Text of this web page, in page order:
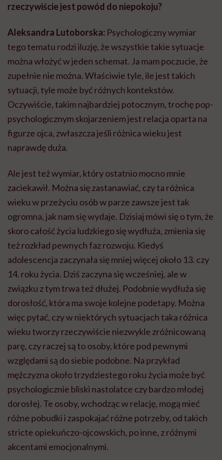
rzeczywiście jest powód do niepokoju?
Aleksandra Lutoborska: Psychologiczny wymiar
tego tematu rodzi iluzję, że wszystkie takie sytuacje
można włożyć w jeden schemat. Ja mam poczucie, że
zupełnie nie można. Właściwie tyle, ile jest takich
sytuacji, tyle może być różnych kontekstów.
Oczywiście, takim najbardziej potocznym, trochę pop-
psychologicznym skojarzeniem jest relacja oparta na
figurze ojca, zwłaszcza jeśli różnica wieku jest
naprawdę duża.
Ale jest też wymiar, który ostatnio mocno mnie
zaciekawił. Można się zastanawiać, czy ta różnica
wieku w przeżyciu osób w parze zawsze jest tak
ogromna, jak nam się wydaje. Dzisiaj mówi się o tym, że
skoro całość życia ludzkiego się wydłuża, zmienia się
też rozkład pewnych faz rozwoju. Kiedyś
adolescencja zaczynała się mniej więcej około 13. czy
14. roku życia. Dziś zaczyna się wcześniej, ale w
związku z tym trwa też dłużej. Podobnie wydłuża się
dorosłość, która ma swoje kolejne podetapy. Można
więc pytać, czy w niektórych sytuacjach taka różnica
wieku tworzy rzeczywiście niezwykle zróżnicowaną
parę, czy raczej są to osoby, które pod pewnymi
względami są do siebie podobne. Na przykład
mężczyzna około trzydziestego roku życia może być
psychologicznie bliski nastolatce czy bardzo młodej
dorosłej. Te osoby, wchodząc w relację, mogą mieć
różne pobudki i zaspokajać różne potrzeby, od takich
stricte opiekuńczo-ojcowskich, po inne, z różnymi
akcentami emocjonalnymi.